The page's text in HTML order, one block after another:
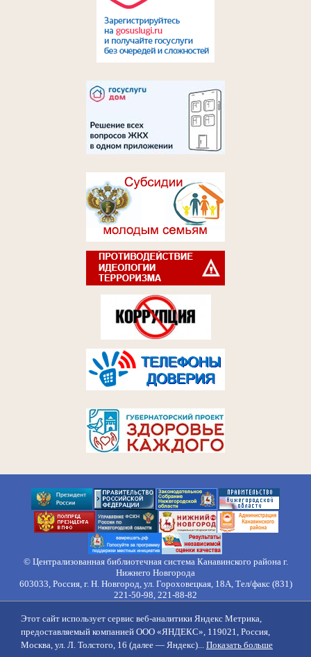
© Централизованная библиотечная система Канавинского района г.
Нижнего Новгорода
603033, Россия, г. Н. Новгород, ул. Гороховецкая, 18А, Тел/факс (831)
221-50-98, 221-88-82
Контакты Противодействие коррупции
Противодействие
идеологии терроризма
Напишите нам
Этот сайт использует сервис веб-аналитики Яндекс Метрика,
предоставляемый компанией ООО «ЯНДЕКС», 119021, Россия,
Москва, ул. Л. Толстого, 16 (далее — Яндекс)... Показать больше